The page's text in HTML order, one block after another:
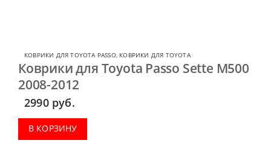
КОВРИКИ ДЛЯ TOYOTA PASSO, КОВРИКИ ДЛЯ TOYOTA
Коврики для Toyota Passo Sette M500
2008-2012
2990 руб.
В КОРЗИНУ